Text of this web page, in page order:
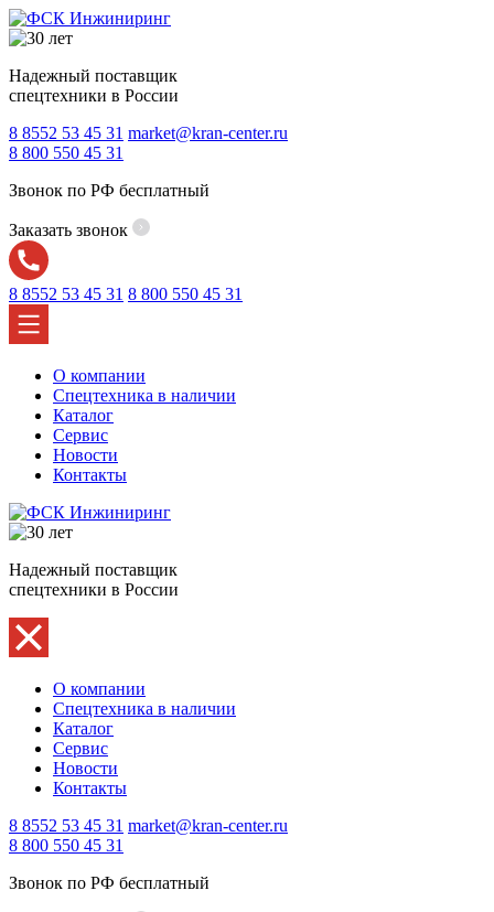
Надежный поставщик
спецтехники в России
8 8552 53 45 31 market@kran-center.ru
8 800 550 45 31
Звонок по РФ бесплатный
Заказать звонок
8 8552 53 45 31 8 800 550 45 31
О компании
Спецтехника в наличии
Каталог
Сервис
Новости
Контакты
Надежный поставщик
спецтехники в России
О компании
Спецтехника в наличии
Каталог
Сервис
Новости
Контакты
8 8552 53 45 31 market@kran-center.ru
8 800 550 45 31
Звонок по РФ бесплатный